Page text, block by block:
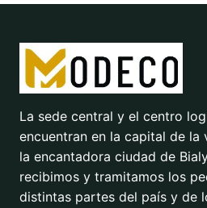
La sede central y el centro
encuentran en la capital de la
la encantadora ciudad de
recibimos y tramitamos los
distintas partes del país y de